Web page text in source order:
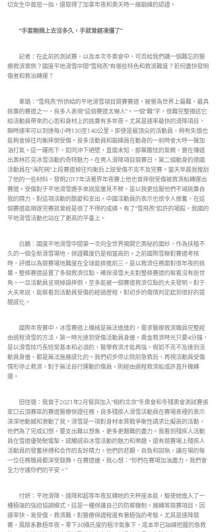
切女生中首屈一指，還取得了加拿年夜和奧天時一級鍛練的認證。
“手套剛摘上去沒多久，手就曾經凍僵了”
記者：在此前的測試賽，以及本次冬奧會中，可否給我們講一個難忘的醫
療救濟案例？國度平地滑雪中間“雪飛燕”有哪些特色和救濟難度？若何盡快發明
傷者和救治轉運？
車璐：“雪飛燕”所供給的平地滑雪項目競賽賽道，被譽為世界上最難、最具
挑釁的賽道之一，良多人表現“這個賽道太嚇人”。一個“難”字，很難完整描述它
給活動員帶來的心思和身材上的挑釁有多年夜。尤其是速率最快的滑降項目，
瞬時速率可以到達每小時130至140公里。即使是最頂尖的活動員，稍有失慎也
能夠會掉往均衡摔倒受傷。良多活動員和鍛練員在動身的一剎時會大呼一聲加
油打氣。這一躍而下，如同沖下絕壁，直面未知、鄙棄膽怯的氣概，實在傳遞
出奧林匹克冰雪活動的奇特魅力。在男人滑降項目競賽日，第二個動身的德國
活動員在“海陀碗”上段賽道掉往均衡后上肢受傷不克不及完賽。當天早晨我搜刮
了他的一些材料，發明2017年活著界年夜賽上他也曾摔倒受傷被救濟船轉運出
賽道。受傷對于平地滑雪選手來說是屢見不鮮，是以我更信服他們不竭挑釁自
我的精力、對這項活動的酷愛和支出。中國活動員的表示也很令人振奮，在這
個賽道能順遂完賽就曾經是很了不得的成績。有了“雪飛燕”如許的場館，我國的
平地滑雪活動也站在了更高的平臺上。
白鵬：國度平地滑雪中間第一次向全世界揭開它奧秘的面紗，作為扶植不
久的一個全新滑雪場地，保證難度仍是相當高的。之前國際雪聯對賽道考核
時，評價以為競賽場地難度在全球能排進前三。是以救濟任務面對很年夜的挑
釁。整條賽道設置了多個救濟位點，確保滑雪大夫對整條賽道的察看沒有逝世
角。一旦活動員呈現掉誤摔倒，至多能被一個賽道救濟位點的大夫發明。對于
大夫來說，能察看到活動員受傷的經過歷程，對初步的傷情判定起到很好的提
醒感化。
國際年夜賽中，冰雪賽道上機械是無法進進的，需求醫療救濟職員完整經
由過程滑雪的方法，第一時光達到受傷活動員身邊。黃金救濟時光只要4分鐘，
是以滑雪技巧長短常基本和必須的，醫學救濟才能再強，假如不克不及達到活
動員身邊，都是無法施展感化的。我們初步停止院前急救后，再視活動員受傷
情形停止救濟，對于無法自行運動的傷員，則經由過程救濟船或許直升機轉
運。
田佳璐：我曾于2021年2月餐與加入“相約北京”冬奧會和冬殘奧會測試賽張
家口云頂賽區的賽道醫療保證任務，良多殘疾人滑雪活動員在賽場表裡的表示
深深地動撼和激動了我。滑雪是一項對身材本質戰爭衡性請求比擬高的活動，
他們為了完成幻想，要支出難以想象、更多更艱難的盡力。我看到殘疾人活動
員在雪道優勢馳電掣，感觸感染冰雪活動的魅力和樂趣。還有競賽場上殘疾人
活動員的發奮拼搏和合作的友好精力。他們的悲觀、自負和固執，讓在場的每
一位任務職員都深受鼓舞。在賽道邊，我心想：“你們在賽場加油盡力，我們會
全力守護你們的平安。”
付妍：平地滑降、速降和超等年夜反轉她的天秤座本能，驅使她進入了一
種極端的強迫協調模式，這是一種保護自己的防禦機制。展轉等競賽項目，因
速率快、易受傷、救濟難，對醫療保證程度有著極強的考驗。尤其是速降競
賽，風險系數極年夜。零下30攝氏度的極冷氣象下，底本早已諳練把握的急救